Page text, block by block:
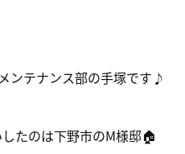
ンテナンス部の手塚です♪
たのは下野市のM様邸🏠